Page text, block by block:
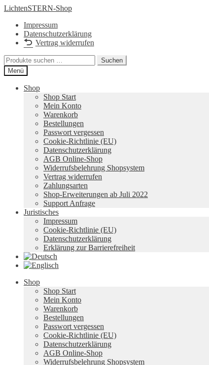
Zur
springen
Zum
springen
LichtenSTERN-Shop
Impressum
Datenschutzerklärung
Vertrag widerrufen
Suchen
nach:
Suchen
Menü
Shop
Shop Start
Mein Konto
Warenkorb
Bestellungen
Passwort vergessen
Cookie-Richtlinie (EU)
Datenschutzerklärung
AGB Online-Shop
Widerrufsbelehrung Shopsystem
Vertrag widerrufen
Zahlungsarten
Shop-Erweiterungen ab Juli 2022
Support Anfrage
Juristisches
Impressum
Cookie-Richtlinie (EU)
Datenschutzerklärung
Erklärung zur Barrierefreiheit
Shop
Shop Start
Mein Konto
Warenkorb
Bestellungen
Passwort vergessen
Cookie-Richtlinie (EU)
Datenschutzerklärung
AGB Online-Shop
Widerrufsbelehrung Shopsystem